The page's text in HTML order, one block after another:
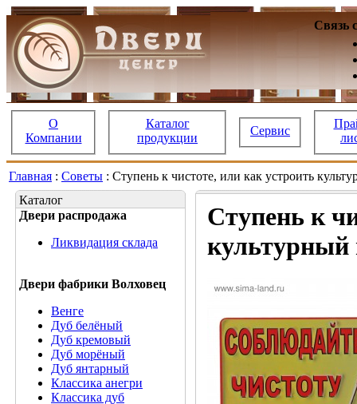
Связь
О
Компании
Каталог
продукции
Сервис
Главная : Советы : Ступень к чистоте, или как устроить
Каталог
Двери распродажа
Ликвидация склада
Двери фабрики Волховец
Венге
Дуб белёный
Дуб кремовый
Дуб морёный
Дуб янтарный
Классика анегри
Классика дуб
Ступень к
культурный